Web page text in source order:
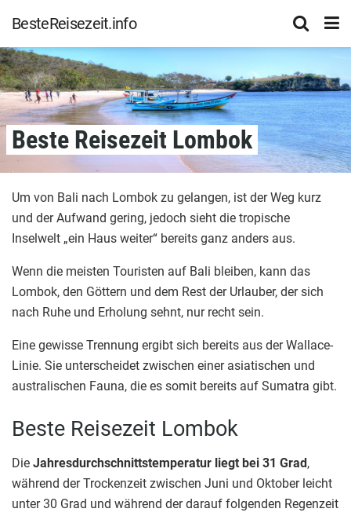
BesteReisezeit.info
Beste Reisezeit Lombok
Um von Bali nach Lombok zu gelangen, ist der Weg kurz
und der Aufwand gering, jedoch sieht die tropische
Inselwelt „ein Haus weiter“ bereits ganz anders aus.
Wenn die meisten Touristen auf Bali bleiben, kann das
Lombok, den Göttern und dem Rest der Urlauber, der sich
nach Ruhe und Erholung sehnt, nur recht sein.
Eine gewisse Trennung ergibt sich bereits aus der Wallace-
Linie. Sie unterscheidet zwischen einer asiatischen und
australischen Fauna, die es somit bereits auf Sumatra gibt.
Beste Reisezeit Lombok
Die Jahresdurchschnittstemperatur liegt bei 31 Grad ,
während der Trockenzeit zwischen Juni und Oktober leicht
unter 30 Grad und während der darauf folgenden Regenzeit